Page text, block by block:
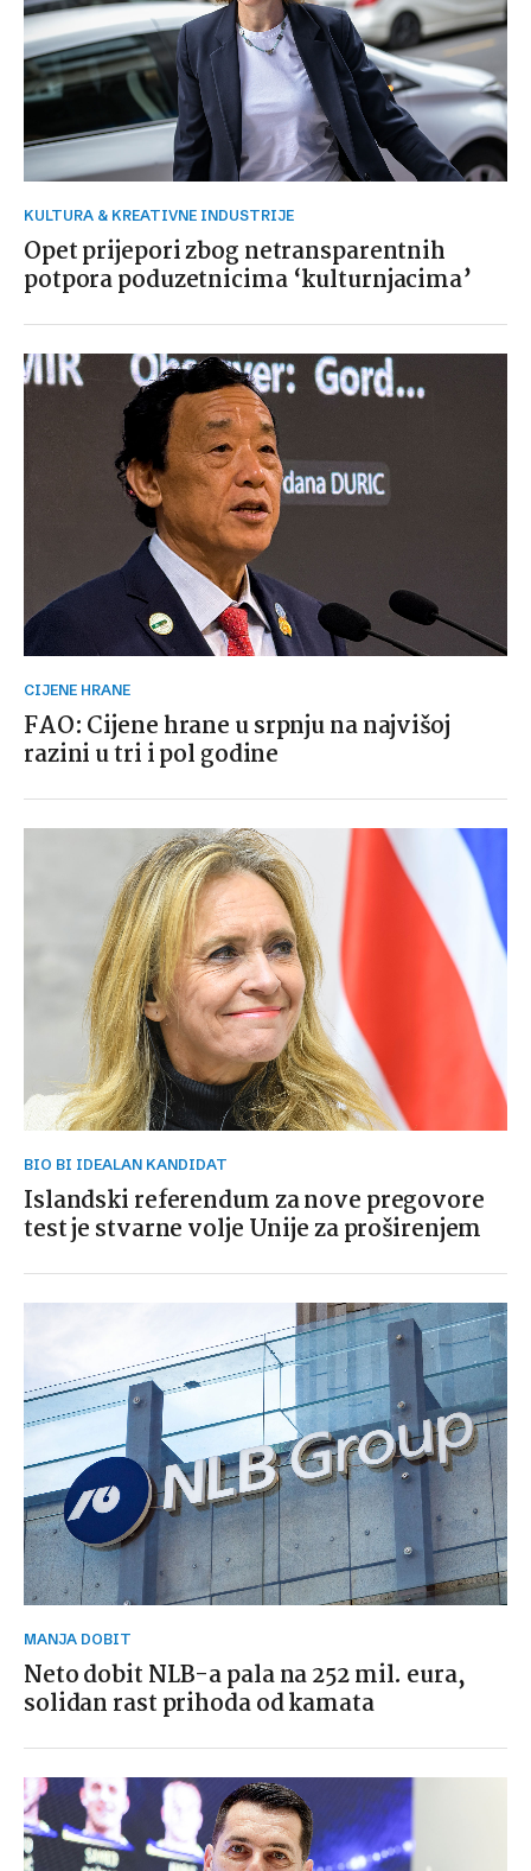
KULTURA & KREATIVNE INDUSTRIJE
Opet prijepori zbog netransparentnih
potpora poduzetnicima ‘kulturnjacima’
CIJENE HRANE
FAO: Cijene hrane u srpnju na najvišoj
razini u tri i pol godine
BIO BI IDEALAN KANDIDAT
Islandski referendum za nove pregovore
test je stvarne volje Unije za proširenjem
MANJA DOBIT
Neto dobit NLB-a pala na 252 mil. eura,
solidan rast prihoda od kamata